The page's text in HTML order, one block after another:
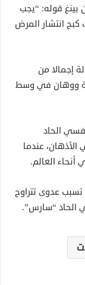
بينغ قوله: “يجب
انتشار المرض
وجود 217 حالة إجمالا من
ووهان في وسط
الحاد
و2003 ماثلة في الأذهان، عندما
تسبب عدوى تتراوح
الحاد “سارس”.